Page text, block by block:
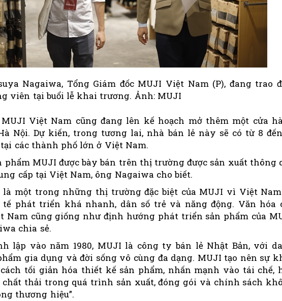
Nagaiwa, Tổng Giám đốc MUJI Việt Nam (P), đang trao
viên tại buổi lễ khai trương. Ảnh: MUJI
Việt Nam cũng đang lên kế hoạch mở thêm một cửa
Nội. Dự kiến, trong tương lai, nhà bán lẻ này sẽ có từ 8
các thành phố lớn ở Việt Nam.
phẩm MUJI được bày bán trên thị trường được sản xuất thông
cấp tại Việt Nam, ông Nagaiwa cho biết.
là một trong những thị trường đặc biệt của MUJI vì Việt
phát triển khá nhanh, dân số trẻ và năng động. Văn hóa
Nam cũng giống như định hướng phát triển sản phẩm của
chia sẻ.
lập vào năm 1980, MUJI là công ty bán lẻ Nhật Bản, với
gia dụng và đời sống vô cùng đa dạng. MUJI tạo nên sự
tối giản hóa thiết kế sản phẩm, nhấn mạnh vào tái chế,
chất thải trong quá trình sản xuất, đóng gói và chính sách
thương hiệu”.